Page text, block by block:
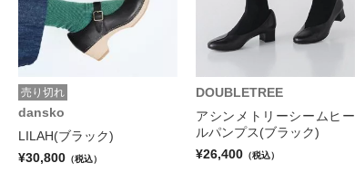
売り切れ
dansko
LILAH(ブラック)
¥30,800 （税込）
DOUBLETREE
アシンメトリーシームヒー
ルパンプス(ブラック)
¥26,400 （税込）